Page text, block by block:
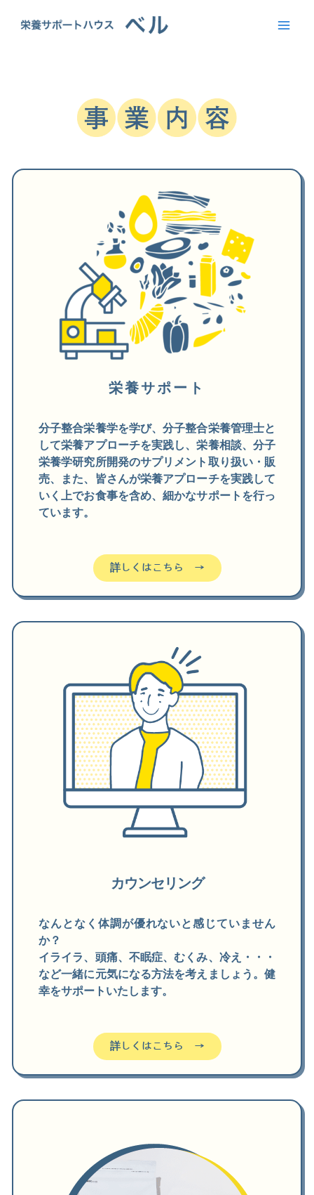
栄養サポート
分子整合栄養学を学び、分子整合栄養管理士と
して栄養アプローチを実践し、栄養相談、分子
栄養学研究所開発のサプリメント取り扱い・販
売、また、皆さんが栄養アプローチを実践して
いく上でお食事を含め、細かなサポートを行っ
ています。
詳しくはこちら →
カウンセリング
なんとなく体調が優れないと感じていません
か？
イライラ、頭痛、不眠症、むくみ、冷え・・・
など一緒に元気になる方法を考えましょう。健
幸をサポートいたします。
詳しくはこちら →